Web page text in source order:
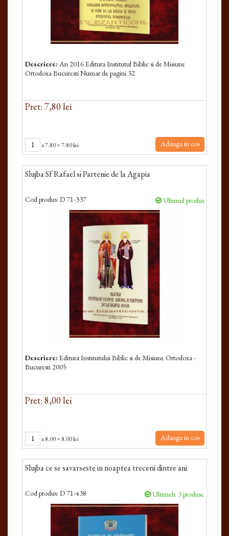
Descriere: An 2016 Editura Institutul Biblic si de Misiune
Ortodoxa Bucuresti Numar de pagini 32
Pret: 7,80 lei
x7.80=7.80 lei Adauga in cos
Slujba Sf Rafael si Partenie de la Agapia
Cod produs: D 71-337 Ultimul produs
Descriere: Editura Institutului Biblic si de Misiune Ortodoxa -
Bucuresti 2005
Pret: 8,00 lei
x8.00= 8.00 lei Adauga in cos
Slujba ce se savarseste in noaptea trecerii dintre ani
Cod produs: D 71-438 Ultimele 3 produse